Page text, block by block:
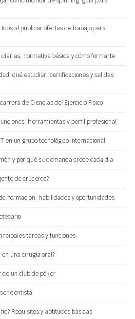
al publicar ofertas de trabajo para
normativa básica y cómo formarte
qué estudiar, certificaciones y salidas
de Ciencias del Ejercicio Físico
herramientas y perfil profesional
en un grupo tecnológico internacional
y por qué su demanda crece cada día
de cruceros?
formación, habilidades y oportunidades
tareas y funciones
una cirugía oral?
de un club de póker
dentista
Requisitos y aptitudes básicas